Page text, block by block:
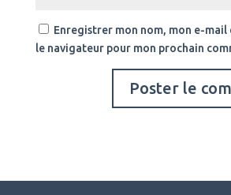
Enregistrer mon nom, mon e-mail
le navigateur pour mon prochain